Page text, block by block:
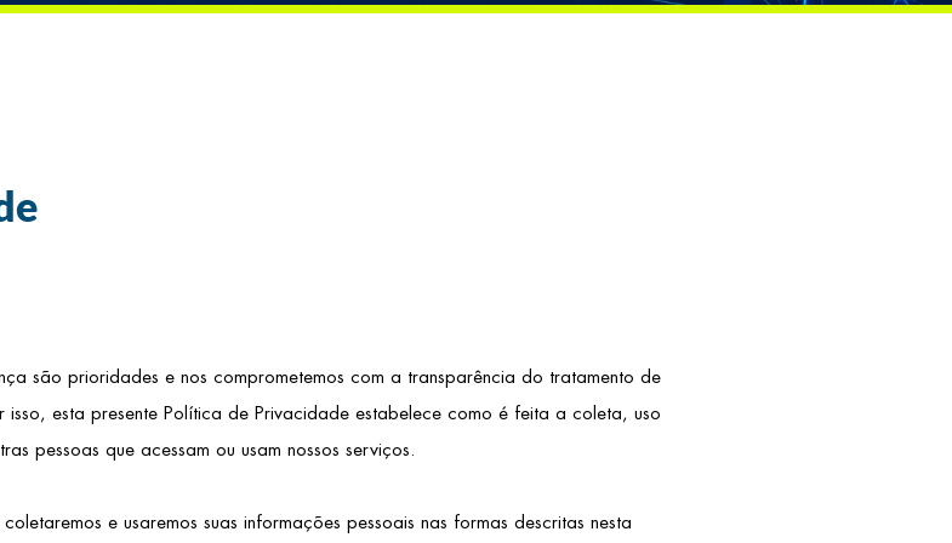
são prioridades e nos comprometemos com a transparência do tratamento de
isso, esta presente Política de Privacidade estabelece como é feita a coleta, uso
pessoas que acessam ou usam nossos serviços.
e usaremos suas informações pessoais nas formas descritas nesta